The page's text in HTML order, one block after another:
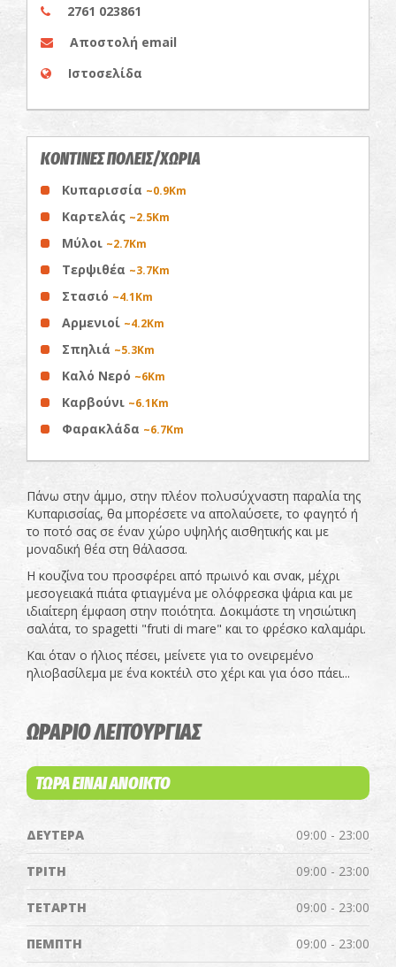
2761 023861
Αποστολή email
Ιστοσελίδα
ΚΟΝΤΙΝΕΣ ΠΟΛΕΙΣ/ΧΩΡΙΑ
Κυπαρισσία ~0.9Km
Καρτελάς ~2.5Km
Μύλοι ~2.7Km
Τερψιθέα ~3.7Km
Στασιό ~4.1Km
Αρμενιοί ~4.2Km
Σπηλιά ~5.3Km
Καλό Νερό ~6Km
Καρβούνι ~6.1Km
Φαρακλάδα ~6.7Km
Πάνω στην άμμο, στην πλέον πολυσύχναστη παραλία της
Κυπαρισσίας, θα μπορέσετε να απολαύσετε, το φαγητό ή
το ποτό σας σε έναν χώρο υψηλής αισθητικής και με
μοναδική θέα στη θάλασσα.
Η κουζίνα του προσφέρει από πρωινό και σνακ, μέχρι
μεσογειακά πιάτα φτιαγμένα με ολόφρεσκα ψάρια και με
ιδιαίτερη έμφαση στην ποιότητα. Δοκιμάστε τη νησιώτικη
σαλάτα, το spagetti "fruti di mare" και το φρέσκο καλαμάρι.
Και όταν ο ήλιος πέσει, μείνετε για το ονειρεμένο
ηλιοβασίλεμα με ένα κοκτέιλ στο χέρι και για όσο πάει...
ΩΡΑΡΙΟ ΛΕΙΤΟΥΡΓΙΑΣ
ΤΩΡΑ ΕΙΝΑΙ ΑΝΟΙΚΤΟ
ΔΕΥΤΕΡΑ 09:00 - 23:00
ΤΡΙΤΗ 09:00 - 23:00
ΤΕΤΑΡΤΗ 09:00 - 23:00
ΠΕΜΠΤΗ 09:00 - 23:00